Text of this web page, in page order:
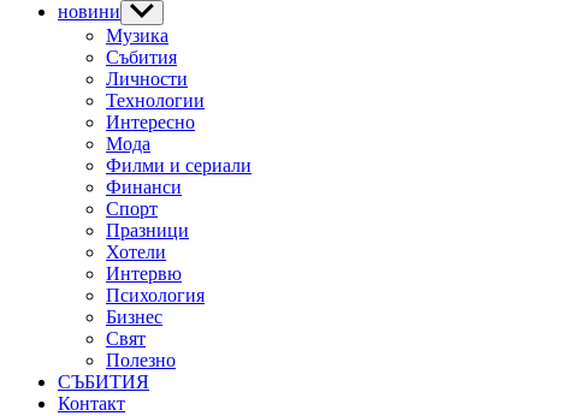
новини Show
sub
menu
Музика
Събития
Личности
Технологии
Интересно
Мода
Филми и сериали
Финанси
Спорт
Празници
Хотели
Интервю
Психология
Бизнес
Свят
Полезно
СЪБИТИЯ
Контакт